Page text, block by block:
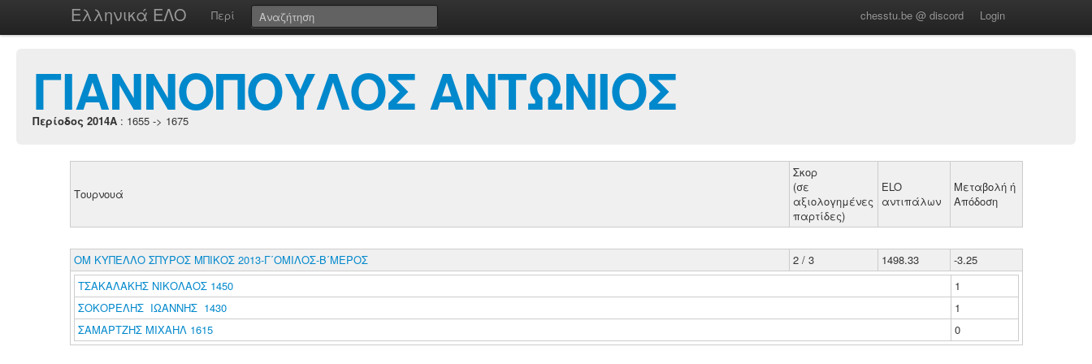
Ελληνικά ΕΛΟ Περί chesstu.be @ discord Login
ΓΙΑΝΝΟΠΟΥΛΟΣ ΑΝΤΩΝΙΟΣ
Περίοδος 2014A : 1655 -> 1675
Τουρνουά
Σκορ
(σε
αξιολογημένες
παρτίδες)
ELO
αντιπάλων
Μεταβολή ή
Απόδοση
ΟΜ ΚΥΠΕΛΛΟ ΣΠΥΡΟΣ ΜΠΙΚΟΣ 2013-Γ΄ΟΜΙΛΟΣ-Β΄ΜΕΡΟΣ 2 / 3 1498.33
-3.25
ΤΣΑΚΑΛΑΚΗΣ ΝΙΚΟΛΑΟΣ 1450
1
ΣΟΚΟΡΕΛΗΣ ΙΩΑΝΝΗΣ 1430
1
ΣΑΜΑΡΤΖΗΣ ΜΙΧΑΗΛ 1615
0